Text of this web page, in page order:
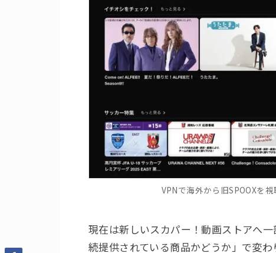
VPNで海外から旧SPOOXを
現在は新しいスカパー！動画ストアへ
続提供されている商品かどうか」で変わ